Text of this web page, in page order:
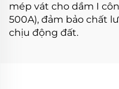
mép vát cho dầm I
500A), đảm bảo chất
chịu động đất.